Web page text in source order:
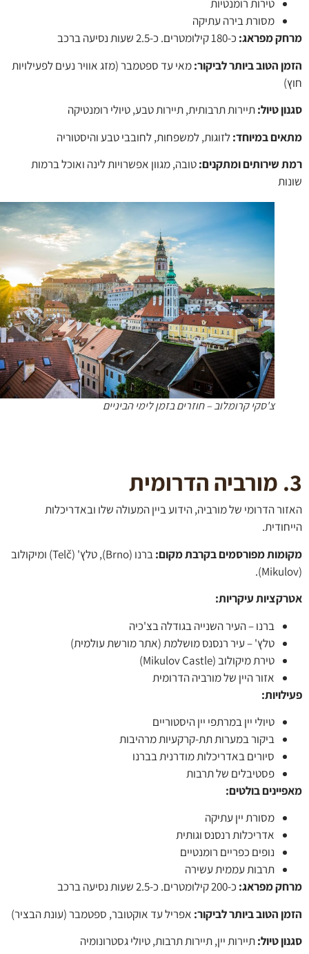
טירות רומנטיות
מסורת בירה עתיקה
מפראג:כ-180 קילומטרים. כ-2.5 שעות נסיעה ברכב
הטוב ביותר לביקור:מאי עד ספטמבר (מזג אוויר נעים לפעילויות
טיול:תיירות תרבותית, תיירות טבע, טיולי רומנטיקה
במיוחד:לזוגות, למשפחות, לחובבי טבע והיסטוריה
שירותים ומתקנים:טובה, מגוון אפשרויות לינה ואוכל ברמות
צ'סקי קרומלוב – חוזרים בזמן לימי הביניים
הדרומי של מורביה, הידוע ביין המעולה שלו ובאדריכלות
מפורסמים בקרבת מקום:
ברנו (Brno), טלץ' (Telč) ומיקולוב
עיקריות:
ברנו – העיר השנייה בגודלה בצ'כיה
טלץ' – עיר רנסנס מושלמת (אתר מורשת עולמית)
טירת מיקולוב (Mikulov Castle)
אזור היין של מורביה הדרומית
:
טיולי יין במרתפי יין היסטוריים
ביקור במערות תת-קרקעיות מרהיבות
סיורים באדריכלות מודרנית בברנו
פסטיבלים של תרבות
בולטים:
מסורת יין עתיקה
אדריכלות רנסנס וגותית
נופים כפריים רומנטיים
תרבות עממית עשירה
מפראג:כ-200 קילומטרים. כ-2.5 שעות נסיעה ברכב
הטוב ביותר לביקור:אפריל עד אוקטובר, ספטמבר (עונת הבציר)
טיול:תיירות יין, תיירות תרבות, טיולי גסטרונומיה